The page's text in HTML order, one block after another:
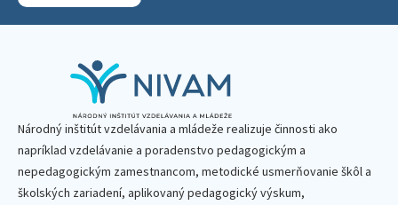
Národný inštitút vzdelávania a mládeže realizuje činnosti ako
napríklad vzdelávanie a poradenstvo pedagogickým a
nepedagogickým zamestnancom, metodické usmerňovanie škôl a
školských zariadení, aplikovaný pedagogický výskum,